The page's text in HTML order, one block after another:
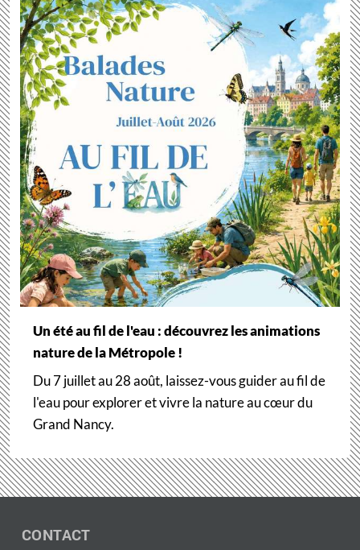
Un été au fil de l'eau : découvrez les animations
nature de la Métropole !
Du 7 juillet au 28 août, laissez-vous guider au fil de
l'eau pour explorer et vivre la nature au cœur du
Grand Nancy.
CONTACT